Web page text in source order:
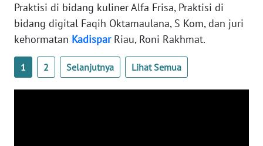
Praktisi di bidang kuliner Alfa Frisa, Praktisi di
bidang digital Faqih Oktamaulana, S Kom, dan juri
kehormatan KadisparRiau, Roni Rakhmat.
1 2 Selanjutnya Lihat Semua
Informasi
INDEKS
KONTAK